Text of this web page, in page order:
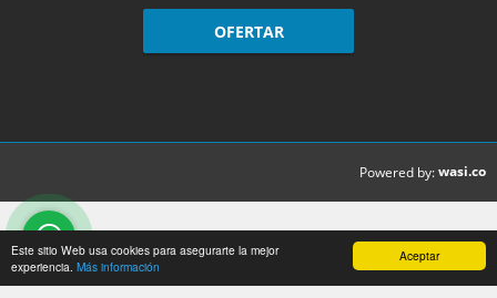
Aceptar
Este sitio Web usa cookies para asegurarte la mejor
experiencia. Más información
OFERTAR
Powered by:wasi.co